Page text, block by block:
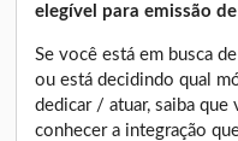
elegível para emissão
Se você está em busca
ou está decidindo qual
dedicar / atuar, saiba
conhecer a integração